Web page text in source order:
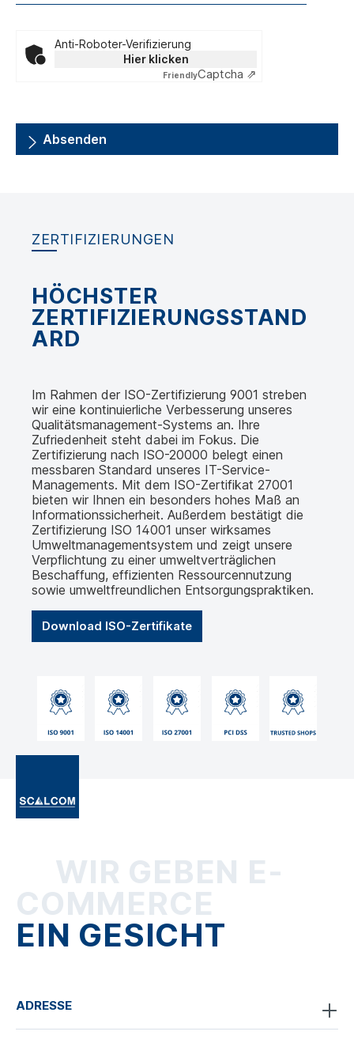
Anti-Roboter-Verifizierung
Hier klicken
FriendlyCaptcha ⇗
Absenden
ZERTIFIZIERUNGEN
HÖCHSTER
ZERTIFIZIERUNGSSTAND
ARD
Im Rahmen der ISO-Zertifizierung 9001 streben
wir eine kontinuierliche Verbesserung unseres
Qualitätsmanagement-Systems an. Ihre
Zufriedenheit steht dabei im Fokus. Die
Zertifizierung nach ISO-20000 belegt einen
messbaren Standard unseres IT-Service-
Managements. Mit dem ISO-Zertifikat 27001
bieten wir Ihnen ein besonders hohes Maß an
Informationssicherheit. Außerdem bestätigt die
Zertifizierung ISO 14001 unser wirksames
Umweltmanagementsystem und zeigt unsere
Verpflichtung zu einer umweltverträglichen
Beschaffung, effizienten Ressourcennutzung
sowie umweltfreundlichen Entsorgungspraktiken.
Download ISO-Zertifikate
WIR GEBEN E-
COMMERCE
EIN GESICHT
ADRESSE